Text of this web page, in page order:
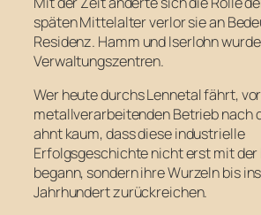
späten Mittelalter verlor sie an
Residenz. Hamm und Iserlohn
Verwaltungszentren.
Wer heute durchs Lennetal fährt,
metallverarbeitenden Betrieb nach
ahnt kaum, dass diese industrielle
Erfolgsgeschichte nicht erst mit
begann, sondern ihre Wurzeln bis ins
Jahrhundert zurückreichen.